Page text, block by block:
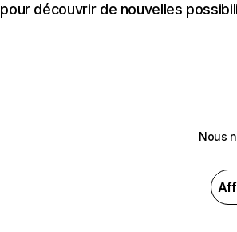
pour découvrir de nouvelles
Nous